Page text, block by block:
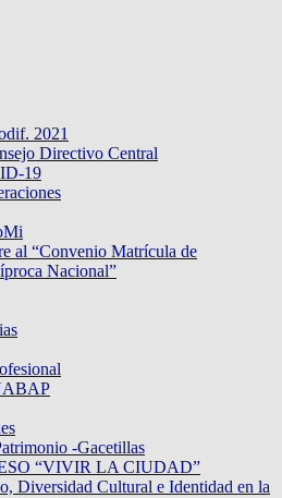
2021
Directivo Central
19
al “Convenio Matrícula de
Nacional”
-Gacetillas
“VIVIR LA CIUDAD”
Diversidad Cultural e Identidad en la